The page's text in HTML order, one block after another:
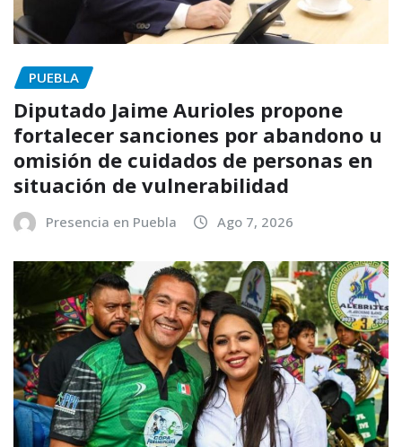
PUEBLA
Diputado Jaime Aurioles propone
fortalecer sanciones por abandono u
omisión de cuidados de personas en
situación de vulnerabilidad
Presencia en Puebla Ago 7, 2026